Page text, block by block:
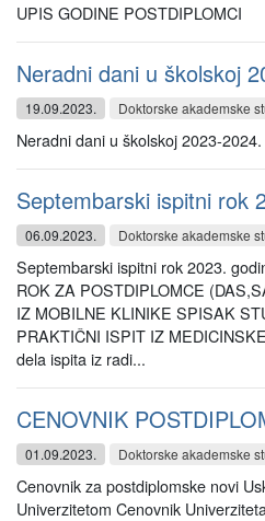
UPIS GODINE POSTDIPLOMCI
Neradni dani u školskoj
19.09.2023. Doktorske akademske
Neradni dani u školskoj 2023-
Septembarski ispitni rok
06.09.2023. Doktorske akademske
Septembarski ispitni rok 2023.
ROK ZA POSTDIPLOMCE
IZ MOBILNE KLINIKE SPISAK
PRAKTIČNI ISPIT IZ
dela ispita iz radi...
CENOVNIK
01.09.2023. Doktorske akademske
Cenovnik za postdiplomske novi
Univerzitetom Cenovnik